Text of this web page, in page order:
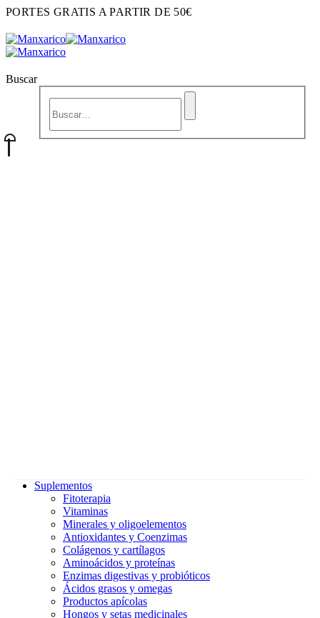
PORTES GRATIS A PARTIR DE 50€
Buscar
Suplementos
Fitoterapia
Vitaminas
Minerales y oligoelementos
Antioxidantes y Coenzimas
Colágenos y cartílagos
Aminoácidos y proteínas
Enzimas digestivas y probióticos
Ácidos grasos y omegas
Productos apícolas
Hongos y setas medicinales